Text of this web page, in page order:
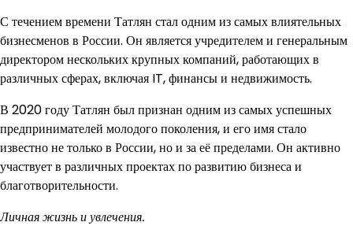
С течением времени Татлян стал одним из самых влиятельных
бизнесменов в России. Он является учредителем и генеральным
директором нескольких крупных компаний, работающих в
различных сферах, включая IT, финансы и недвижимость.
В 2020 году Татлян был признан одним из самых успешных
предпринимателей молодого поколения, и его имя стало
известно не только в России, но и за её пределами. Он активно
участвует в различных проектах по развитию бизнеса и
благотворительности.
Личная жизнь и увлечения.